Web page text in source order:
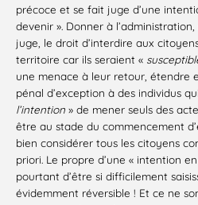
précoce et se fait juge d’une
devenir ». Donner à
juge, le droit d’interdire aux
territoire car ils seraient «
une menace à leur retour, étendre
pénal d’exception à des individus
l’intention » de mener seuls des
être au stade du commencement
bien considérer tous les citoyens
priori. Le propre d’une « intention
pourtant d’être si difficilement
évidemment réversible ! Et ce ne